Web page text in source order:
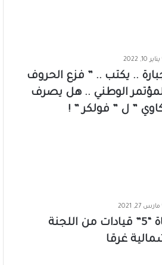
يناير 10, 2022
.. يكتب .. ” فزع الحروف
الوطني .. هل يصرف
” ل ” فولكر ” !
مارس 27, 2021
عاجل .. وفاة “5” قيادات من اللجنة
غرقا